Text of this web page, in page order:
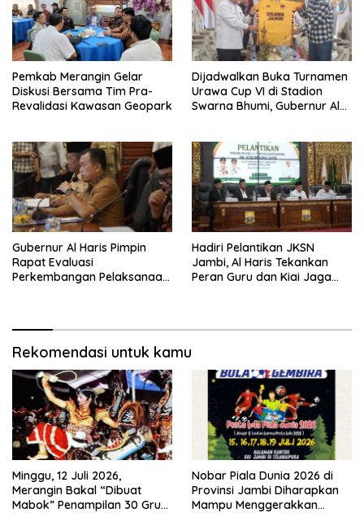
Pemkab Merangin Gelar
Diskusi Bersama Tim Pra-
Revalidasi Kawasan Geopark
Dijadwalkan Buka Turnamen
Urawa Cup VI di Stadion
Swarna Bhumi, Gubernur Al
Gubernur Al Haris Pimpin
Rapat Evaluasi
Perkembangan Pelaksanaan
Hadiri Pelantikan JKSN
Jambi, Al Haris Tekankan
Peran Guru dan Kiai Jaga
Rekomendasi untuk kamu
Minggu, 12 Juli 2026,
Merangin Bakal “Dibuat
Mabok” Penampilan 30 Grup
Nobar Piala Dunia 2026 di
Provinsi Jambi Diharapkan
Mampu Menggerakkan